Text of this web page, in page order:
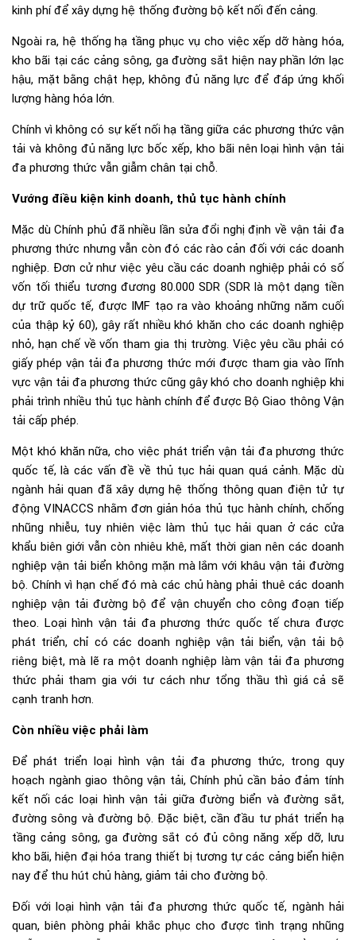
kinh phí để xây dựng hệ thống đường bộ kết nối đến cảng.
Ngoài ra, hệ thống hạ tầng phục vụ cho việc xếp dỡ hàng hóa,
kho bãi tại các cảng sông, ga đường sắt hiện nay phần lớn lạc
hậu, mặt bằng chật hẹp, không đủ năng lực để đáp ứng khối
lượng hàng hóa lớn.
Chính vì không có sự kết nối hạ tầng giữa các phương thức vận
tải và không đủ năng lực bốc xếp, kho bãi nên loại hình vận tải
đa phương thức vẫn giẫm chân tại chỗ.
Vướng điều kiện kinh doanh, thủ tục hành chính
Mặc dù Chính phủ đã nhiều lần sửa đổi nghị định về vận tải đa
phương thức nhưng vẫn còn đó các rào cản đối với các doanh
nghiệp. Đơn cử như việc yêu cầu các doanh nghiệp phải có số
vốn tối thiểu tương đương 80.000 SDR (SDR là một dạng tiền
dự trữ quốc tế, được IMF tạo ra vào khoảng những năm cuối
của thập kỷ 60), gây rất nhiều khó khăn cho các doanh nghiệp
nhỏ, hạn chế về vốn tham gia thị trường. Việc yêu cầu phải có
giấy phép vận tải đa phương thức mới được tham gia vào lĩnh
vực vận tải đa phương thức cũng gây khó cho doanh nghiệp khi
phải trình nhiều thủ tục hành chính để được Bộ Giao thông Vận
tải cấp phép.
Một khó khăn nữa, cho việc phát triển vận tải đa phương thức
quốc tế, là các vấn đề về thủ tục hải quan quá cảnh. Mặc dù
ngành hải quan đã xây dựng hệ thống thông quan điện tử tự
động VINACCS nhằm đơn giản hóa thủ tục hành chính, chống
nhũng nhiễu, tuy nhiên việc làm thủ tục hải quan ở các cửa
khẩu biên giới vẫn còn nhiêu khê, mất thời gian nên các doanh
nghiệp vận tải biển không mặn mà lắm với khâu vận tải đường
bộ. Chính vì hạn chế đó mà các chủ hàng phải thuê các doanh
nghiệp vận tải đường bộ để vận chuyển cho công đoạn tiếp
theo. Loại hình vận tải đa phương thức quốc tế chưa được
phát triển, chỉ có các doanh nghiệp vận tải biển, vận tải bộ
riêng biệt, mà lẽ ra một doanh nghiệp làm vận tải đa phương
thức phải tham gia với tư cách như tổng thầu thì giá cả sẽ
cạnh tranh hơn.
Còn nhiều việc phải làm
Để phát triển loại hình vận tải đa phương thức, trong quy
hoạch ngành giao thông vận tải, Chính phủ cần bảo đảm tính
kết nối các loại hình vận tải giữa đường biển và đường sắt,
đường sông và đường bộ. Đặc biệt, cần đầu tư phát triển hạ
tầng cảng sông, ga đường sắt có đủ công năng xếp dỡ, lưu
kho bãi, hiện đại hóa trang thiết bị tương tự các cảng biển hiện
nay để thu hút chủ hàng, giảm tải cho đường bộ.
Đối với loại hình vận tải đa phương thức quốc tế, ngành hải
quan, biên phòng phải khắc phục cho được tình trạng nhũng